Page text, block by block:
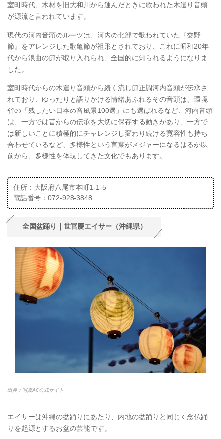
室町時代、木材を旧大和川から運んだときに歌われた木遣り音頭
が源流と言われています。
現代の河内音頭のルーツは、河内の北部で歌われていた『交野
節』をアレンジした歌亀節が祖形とされており、これに昭和20年
代から浪曲の節が取り入れられ、全国的に知られるようになりま
した。
室町時代からの木遣り音頭から続く流し節正調河内音頭が伝承さ
れており、ゆったりと語りかける情緒あふれるその音頭は、環境
省の「残したい日本の音風景100選」にも選ばれるなど、河内音頭
は、一方では昔からの伝承を大切に保存する動きがあり、一方で
は新しいことに積極的にチャレンジし変わり続ける寛容性も持ち
合わせているなど、多様性という言葉がメジャーになるはるか以
前から、多様性を体現してきた文化でもあります。
住所：大阪府八尾市本町1-1-5
電話番号：072-928-3848
全国盆踊り｜世冨慶エイサー（沖縄県）
出典：写真AC公式サイト
エイサーは沖縄の盆踊りにあたり、内地の盆踊りと同じく念仏踊
りを起源とするお盆の芸能です。